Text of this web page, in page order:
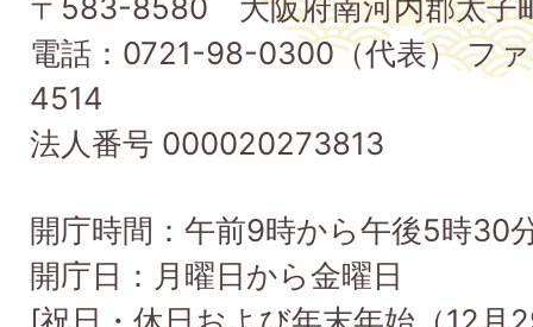
町
Taishi
Town
〒583-8580 大阪府南河内郡太子
電話：0721-98-0300（代表） フ
4514
法人番号 000020273813
開庁時間：午前9時から午後5時30
開庁日：月曜日から金曜日